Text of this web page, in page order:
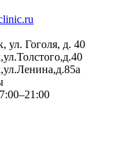
ул. Гоголя, д. 40